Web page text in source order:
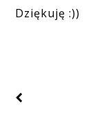
Dziękuję :))